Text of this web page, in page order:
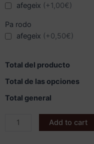
afegeix (+1,00€)
Pa rodo
afegeix (+0,50€)
Total del producto
Total de las opciones
Total general
Add to cart